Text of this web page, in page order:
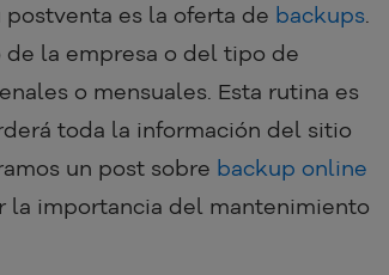
es la oferta de backups.
la empresa o del tipo de
o mensuales. Esta rutina es
toda la información del sitio
un post sobre backup online
la importancia del mantenimiento